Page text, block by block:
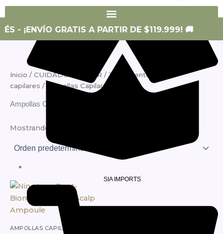
SIA SKIN
SIA IMPORTS
- ¡ENVÍO GRATIS A PARTIR DE $119.999! 🚚
Inicio / CUIDADO CAPILAR / Tratamientos
capilares / Ampollas Capilares
Ampollas Capilares
Mostrando el único resultado
AMPOLLAS CAPILARES